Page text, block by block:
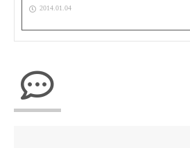
2014.01.04